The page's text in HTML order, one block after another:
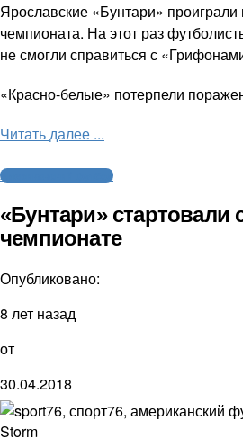
Ярославские «Бунтари» проиграли
чемпионата. На этот раз
не смогли справиться с
«Красно-белые» потерпели
Читать далее ...
Американский футбол
«Бунтари» стартовали
чемпионате
Опубликовано:
8 лет назад
от
30.04.2018